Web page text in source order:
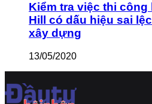
Kiểm tra việc thi công
Hill có dấu hiệu sai
xây dựng
13/05/2020